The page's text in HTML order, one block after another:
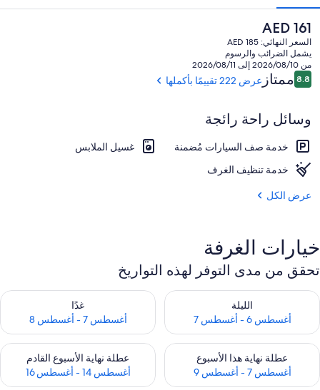
واي فاي وملاءات أسرّة
السعر
الحالي
هو
AED
161
AED 161
السعر النهائي: AED 185
يشمل الضرائب والرسوم
من 2026/08/10 إلى 2026/08/11
التقييمات
8.88.8 من 10ممتاز عرض 222 تقييمًا بأكملها
وسائل راحة رائجة
خدمة صف السيارات مُضمنة
غسيل الملابس
خدمة تنظيف الغرف
عرض الكل
خيارات الغرفة
تحقق من مدى التوفر لهذه التواريخ
الليلة
أغسطس 6 - أغسطس 7
تحقق من مدى التوفر لليلة للفترة أغسطس 6 - أغسطس 7
غدًا
أغسطس 7 - أغسطس 8
تحقق من مدى التوفر لغد للفترة أغسطس
عطلة نهاية هذا الأسبوع
أغسطس 7 - أغسطس 9
تحقق من مدى التوفر لعطلة نهاية هذا الأسبوع للفترة أغسطس 7 - أغسطس 9
عطلة نهاية الأسبوع القادم
أغسطس 14 - أغسطس 16
تحقق من مدى التوفر لعطلة نهاية